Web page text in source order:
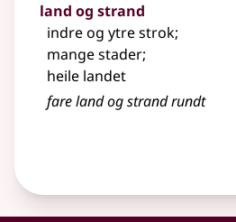
land og strand
indre og ytre strok;
mange stader;
heile landet
fare land og strand rundt